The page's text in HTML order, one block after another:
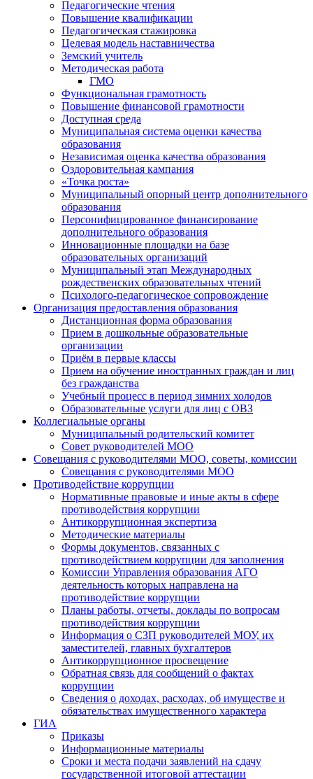
Педагогические чтения
Повышение квалификации
Педагогическая стажировка
Целевая модель наставничества
Земский учитель
Методическая работа
ГМО
Функциональная грамотность
Повышение финансовой грамотности
Доступная среда
Муниципальная система оценки качества
образования
Независимая оценка качества образования
Оздоровительная кампания
«Точка роста»
Муниципальный опорный центр дополнительного
образования
Персонифицированное финансирование
дополнительного образования
Инновационные площадки на базе
образовательных организаций
Муниципальный этап Международных
рождественских образовательных чтений
Психолого-педагогическое сопровождение
Организация предоставления образования
Дистанционная форма образования
Прием в дошкольные образовательные
организации
Приём в первые классы
Прием на обучение иностранных граждан и лиц
без гражданства
Учебный процесс в период зимних холодов
Образовательные услуги для лиц с ОВЗ
Коллегиальные органы
Муниципальный родительский комитет
Совет руководителей МОО
Совещания с руководителями МОО, советы, комиссии
Совещания с руководителями МОО
Противодействие коррупции
Нормативные правовые и иные акты в сфере
противодействия коррупции
Антикоррупционная экспертиза
Методические материалы
Формы документов, связанных с
противодействием коррупции для заполнения
Комиссии Управления образования АГО
деятельность которых направлена на
противодействие коррупции
Планы работы, отчеты, доклады по вопросам
противодействия коррупции
Информация о СЗП руководителей МОУ, их
заместителей, главных бухгалтеров
Антикоррупционное просвещение
Обратная связь для сообщений о фактах
коррупции
Сведения о доходах, расходах, об имуществе и
обязательствах имущественного характера
ГИА
Приказы
Информационные материалы
Сроки и места подачи заявлений на сдачу
государственной итоговой аттестации